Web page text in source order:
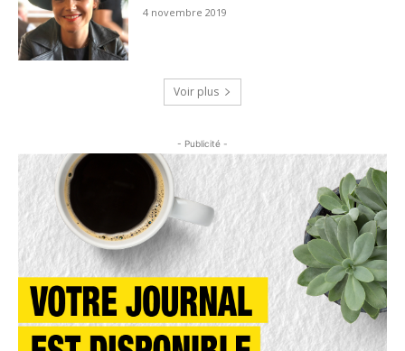
4 novembre 2019
Voir plus
- Publicité -